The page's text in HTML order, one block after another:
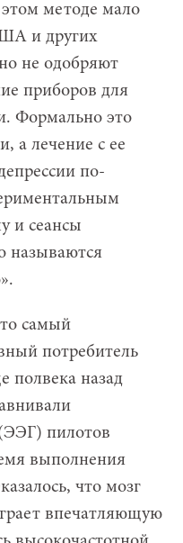
методе мало
и других
не одобряют
приборов для
Формально это
а лечение с ее
по-
и сеансы
называются
самый
потребитель
полвека назад
пилотов
выполнения
что мозг
впечатляющую